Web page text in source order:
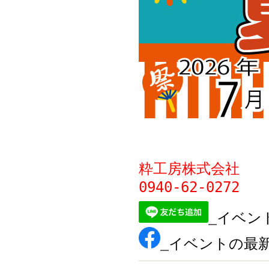
粋工房株式会社
0940‐62‐0272
イベン
イベントの最